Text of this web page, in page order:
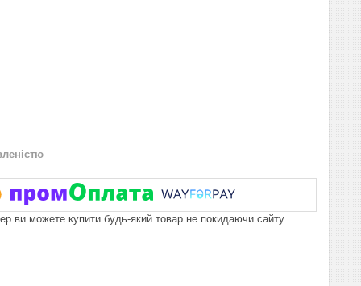
ви можете купити будь-який товар не покидаючи сайту.